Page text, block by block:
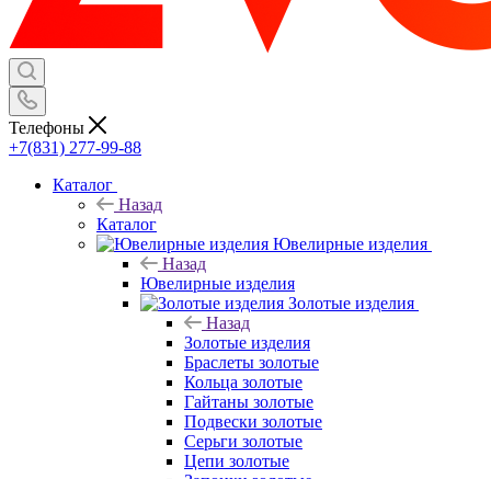
Телефоны
+7(831) 277-99-88
Каталог
Назад
Каталог
Ювелирные изделия
Назад
Ювелирные изделия
Золотые изделия
Назад
Золотые изделия
Браслеты золотые
Кольца золотые
Гайтаны золотые
Подвески золотые
Серьги золотые
Цепи золотые